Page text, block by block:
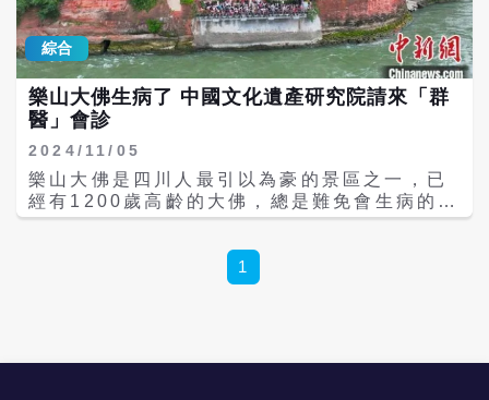
並特別說明，18:00後入園遊客可免費參與夜
遊凌雲山，但無法下至佛腳區域參觀。 該決策
是基於當日四川省氣象局發布的高溫紅色預
警：全省有超過120個氣象觀測站測得氣溫超
過35℃，其中108個站點超過37℃，渠縣與石
棉縣更高達41℃。而樂山地區屬於四川盆地核
心，地表溫度甚至可達60℃以上。 這一舉措
引發眾多網友關注與討論。有人戲稱「佛祖也
熱得要請假了」、「大佛烫脚，咱還得站
還得在外面跑業務」。 然而，多數輿論仍肯定
景區的決策，有網友指出，在高溫極端氣候
一位網友所言：「佛本在心，安全即福」。 據
綜合
樂山大佛生病了 中國文化遺產研究院請來「群
醫」會診
2024/11/05
樂山大佛是四川人最引以為豪的景區之一，已
經有1200歲高齡的大佛，總是難免會生病的，
據中國新聞網報導，近日中國文化遺產研究院
等10餘家專業機構和大學的20餘位專家開會研
究如何為大佛「治病」。 樂山大佛開鑿於唐代
開元元年（713年），完成於貞元十九年
1